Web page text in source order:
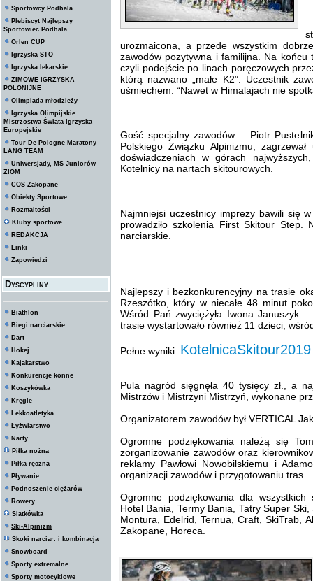
Sportowcy Podhala
Plebiscyt Najlepszy
Sportowiec Podhala
Orlen CUP
Igrzyska STO
Igrzyska lekarskie
ZIMOWE IGRZYSKA
POLONIJNE
Olimpiada młodzieży
Igrzyska Olimpijskie
Mistrzostwa Świata Igrzyska
Europejskie
Tour De Pologne Maratony
LANG TEAM
Uniwersjady, MS Juniorów
ZIOM
COS Zakopane
Obiekty Sportowe
Rozmaitości
Kluby sportowe
REDAKCJA
Linki
Zapowiedzi
Dyscypliny
Biathlon
Biegi narciarskie
Dart
Hokej
Kajakarstwo
Konkurencje konne
Koszykówka
Kręgle
Lekkoatletyka
Łyżwiarstwo
Narty
Piłka nożna
Piłka ręczna
Pływanie
Podnoszenie ciężarów
Rowery
Siatkówka
Ski-Alpinizm
Skoki narciar. i kombinacja
Snowboard
Sporty extremalne
Sporty motocyklowe
urozmaicona, a przede wszystkim
zawodów pozytywna i familijna. Na końcu
czyli podejście po linach poręczowych
którą nazwano „małe K2”. Uczestnik
uśmiechem: “Nawet w Himalajach nie
Gość specjalny zawodów – Piotr
Polskiego Związku Alpinizmu,
doświadczeniach w górach
Kotelnicy na nartach skitourowych.
Najmniejsi uczestnicy imprezy bawili się
prowadziło szkolenia First Skitour Step.
narciarskie.
Najlepszy i bezkonkurencyjny na trasie
Rzeszótko, który w niecałe 48 minut
Wśród Pań zwyciężyła Iwona Januszyk
trasie wystartowało również 11 dzieci,
Pełne wyniki: KotelnicaSkitour2019
Pula nagród sięgnęła 40 tysięcy zł., a
Mistrzów i Mistrzyni Mistrzyń, wykonane
Organizatorem zawodów był VERTICAL
Ogromne podziękowania należą się
zorganizowanie zawodów oraz
reklamy Pawłowi Nowobilskiemu i
organizacji zawodów i przygotowaniu tras.
Ogromne podziękowania dla wszystkich
Hotel Bania, Termy Bania, Tatry Super
Montura, Edelrid, Ternua, Craft, SkiTrab,
Zakopane, Horeca.